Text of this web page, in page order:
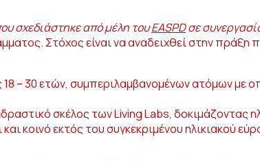
σχεδιάστηκε από μέλη τουEASPDσε
Στόχος είναι να αναδειχθεί στην πράξη
18 – 30 ετών, συμπεριλαμβανομένων ατόμων με
σκέλος των Living Labs, δοκιμάζοντας
εκτός του συγκεκριμένου ηλικιακού